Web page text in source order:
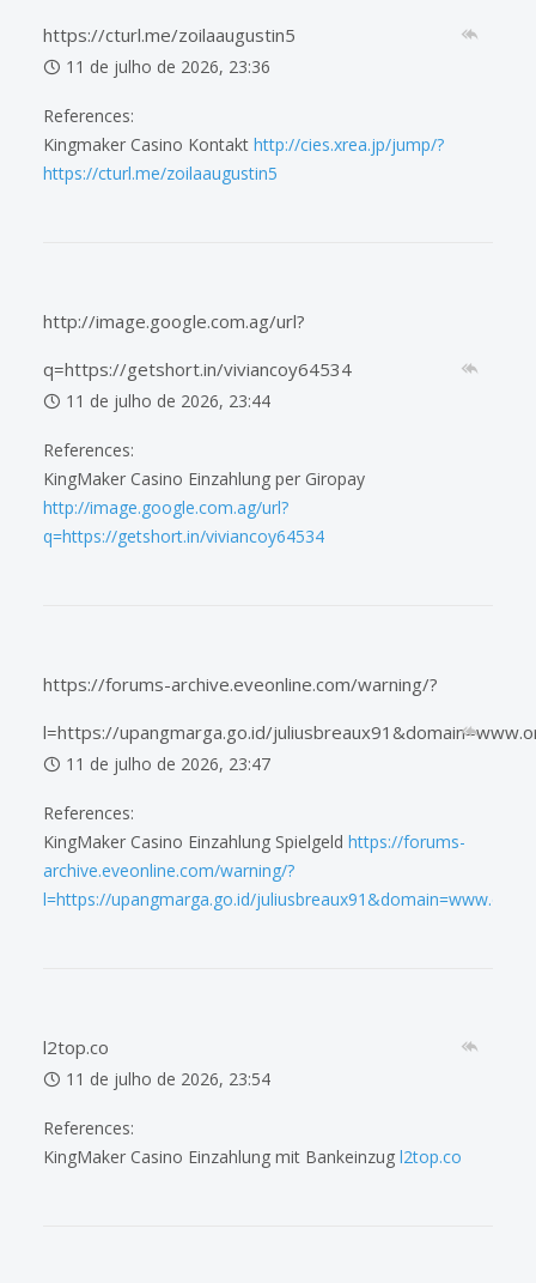
https://cturl.me/zoilaaugustin5
11 de julho de 2026, 23:36
References:
Kingmaker Casino Kontakt http://cies.xrea.jp/jump/?
https://cturl.me/zoilaaugustin5
http://image.google.com.ag/url?
q=https://getshort.in/viviancoy64534
11 de julho de 2026, 23:44
References:
KingMaker Casino Einzahlung per Giropay
http://image.google.com.ag/url?
q=https://getshort.in/viviancoy64534
https://forums-archive.eveonline.com/warning/?
l=https://upangmarga.go.id/
11 de julho de 2026, 23:47
References:
KingMaker Casino Einzahlung Spielgeld https://forums-
archive.eveonline.com/warning/?
l=https://upangmarga.go.id/
l2top.co
11 de julho de 2026, 23:54
References:
KingMaker Casino Einzahlung mit Bankeinzug l2top.co